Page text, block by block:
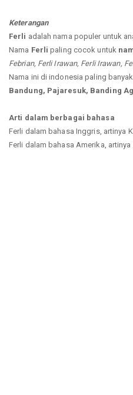
Keterangan
Ferli adalah nama populer untuk
Nama Ferli paling cocok untuk
Febrian, Ferli Irawan, Ferli Irawan,
Nama ini di indonesia paling
Bandung, Pajaresuk, Banding
Arti dalam berbagai bahasa
Ferli dalam bahasa Inggris, artinya
Ferli dalam bahasa Amerika, artinya